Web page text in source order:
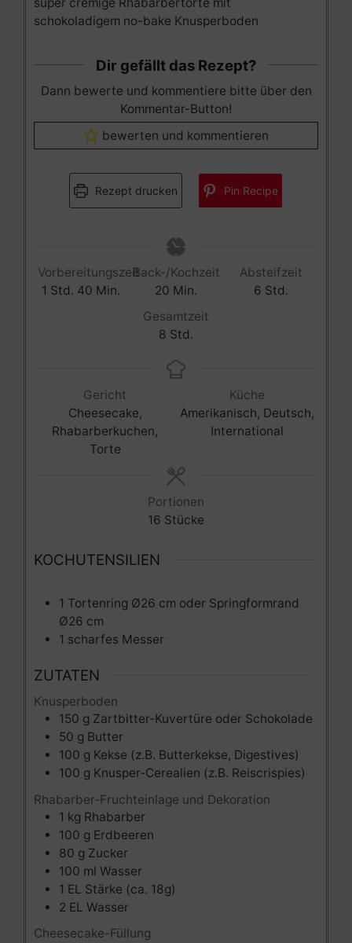
super cremige Rhabarbertorte mit
schokoladigem no-bake Knusperboden
Dir gefällt das Rezept?
Dann bewerte und kommentiere bitte über den
Kommentar-Button!
bewerten und kommentieren
Rezept drucken Pin Recipe
Vorbereitungszeit
1 Std. 40 Min.
Back-/Kochzeit
20 Min.
Absteifzeit
6 Std.
Gesamtzeit
8 Std.
Gericht
Cheesecake,
Rhabarberkuchen,
Torte
Küche
Amerikanisch, Deutsch,
International
Portionen
16 Stücke
KOCHUTENSILIEN
1 Tortenring Ø26 cm oder Springformrand
Ø26 cm
1 scharfes Messer
ZUTATEN
Knusperboden
150 g Zartbitter-Kuvertüre oder Schokolade
50 g Butter
100 g Kekse (z.B. Butterkekse, Digestives)
100 g Knusper-Cerealien (z.B. Reiscrispies)
Rhabarber-Fruchteinlage und Dekoration
1 kg Rhabarber
100 g Erdbeeren
80 g Zucker
100 ml Wasser
1 EL Stärke (ca. 18g)
2 EL Wasser
Cheesecake-Füllung